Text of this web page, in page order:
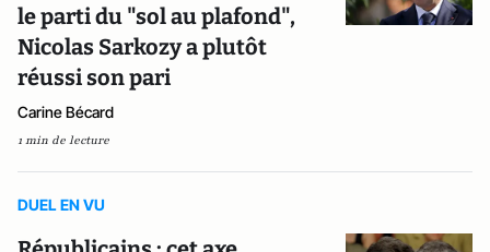
le parti du "sol au plafond",
Nicolas Sarkozy a plutôt
réussi son pari
Carine Bécard
1 min de lecture
DUEL EN VU